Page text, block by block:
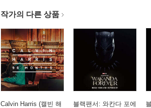
작가의 다른 상품
Calvin Harris (캘빈 해
블랙팬서: 와칸다 포에